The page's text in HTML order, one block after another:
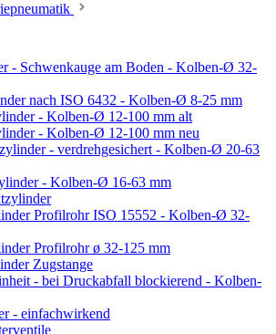
- Schwenkauge am Boden - Kolben-Ø 32-
nach ISO 6432 - Kolben-Ø 8-25 mm
- Kolben-Ø 12-100 mm alt
- Kolben-Ø 12-100 mm neu
- verdrehgesichert - Kolben-Ø 20-63
- Kolben-Ø 16-63 mm
Profilrohr ISO 15552 - Kolben-Ø 32-
Profilrohr ø 32-125 mm
Zugstange
- bei Druckabfall blockierend - Kolben-
- einfachwirkend